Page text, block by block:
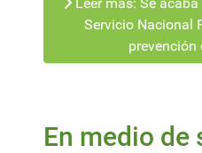
Servicio Nacional
prevención
En medio de